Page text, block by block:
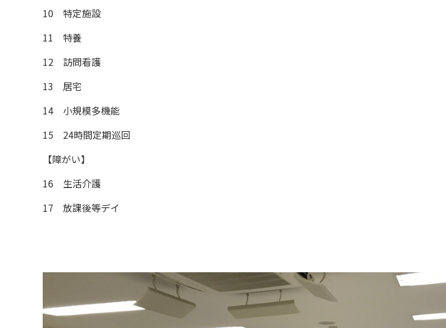
10 特定施設
11 特養
12 訪問看護
13 居宅
14 小規模多機能
15 24時間定期巡回
【障がい】
16 生活介護
17 放課後等デイ